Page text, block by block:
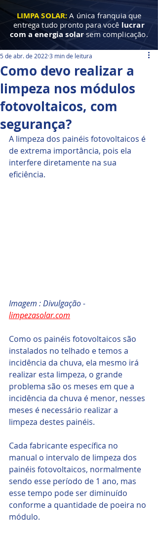
LIMPA SOLAR:A única franquia que
entrega tudo pronto para você lucrar
com a energia solar sem complicação.
Como devo realizar a
limpeza nos módulos
fotovoltaicos, com
segurança?
5 de abr. de 2022 3 min de leitura
A limpeza dos painéis fotovoltaicos é
de extrema importância, pois ela
interfere diretamente na sua
eficiência.
Imagem : Divulgação -
limpezasolar.com
Como os painéis fotovoltaicos são
instalados no telhado e temos a
incidência da chuva, ela mesmo irá
realizar esta limpeza, o grande
problema são os meses em que a
incidência da chuva é menor, nesses
meses é necessário realizar a
limpeza destes painéis.
Cada fabricante específica no
manual o intervalo de limpeza dos
painéis fotovoltaicos, normalmente
sendo esse período de 1 ano, mas
esse tempo pode ser diminuído
conforme a quantidade de poeira no
módulo.